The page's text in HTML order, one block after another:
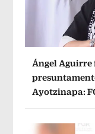
Ángel
Ayotzinapa: